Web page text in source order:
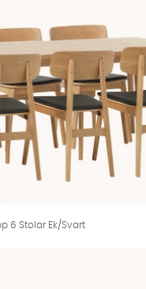
6 Stolar Ek/Svart